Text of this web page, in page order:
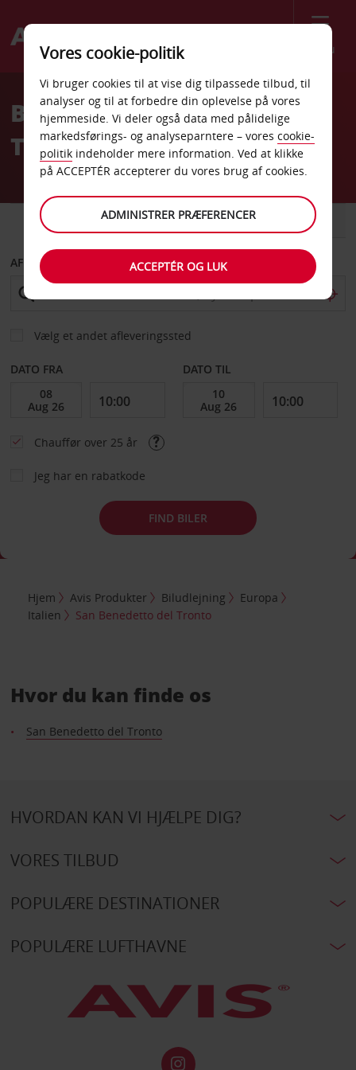
Menu
Welcome
AvisBilleje San Benedetto del
Tronto
VAREVOGN
AFHENT FRA
Vælg et andet afleveringssted
DATO FRA DATO TIL
Chauffør over 25 år
Jeg har en rabatkode
FIND BILER
Hjem Avis Produkter Biludlejning
Europa
Italien
San Benedetto del Tronto
Hvor du kan finde os
San Benedetto del Tronto
HVORDAN KAN VI HJÆLPE DIG?
VORES TILBUD
POPULÆRE DESTINATIONER
POPULÆRE LUFTHAVNE
Vores cookie-politik
Vi bruger cookies til at vise dig tilpassede tilbud, til
analyser og til at forbedre din oplevelse på vores
hjemmeside. Vi deler også data med pålidelige
markedsførings- og analyseparntere – vores cookie-
politik indeholder mere information. Ved at klikke
på ACCEPTÉR accepterer du vores brug af cookies.
ADMINISTRER PRÆFERENCER
ACCEPTÉR OG LUK